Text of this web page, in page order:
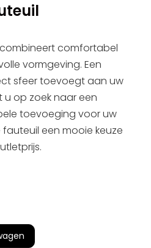
combineert comfortabel
vormgeving. Een
sfeer toevoegt aan uw
u op zoek naar een
toevoeging voor uw
een mooie keuze